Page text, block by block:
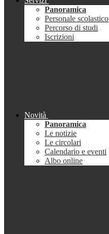
Panoramica
Personale scolastico
Percorso di studi
Iscrizioni
Novità
Panoramica
Le notizie
Le circolari
Calendario e eventi
Albo online